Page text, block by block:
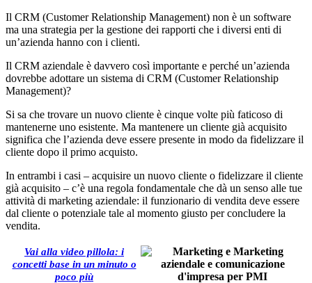
Il CRM (Customer Relationship Management) non è un software
ma una strategia per la gestione dei rapporti che i diversi enti di
un’azienda hanno con i clienti.
Il CRM aziendale è davvero così importante e perché un’azienda
dovrebbe adottare un sistema di CRM (Customer Relationship
Management)?
Si sa che trovare un nuovo cliente è cinque volte più faticoso di
mantenerne uno esistente. Ma mantenere un cliente già acquisito
significa che l’azienda deve essere presente in modo da fidelizzare il
cliente dopo il primo acquisto.
In entrambi i casi – acquisire un nuovo cliente o fidelizzare il cliente
già acquisito – c’è una regola fondamentale che dà un senso alle tue
attività di marketing aziendale: il funzionario di vendita deve essere
dal cliente o potenziale tale al momento giusto per concludere la
vendita.
Vai alla video pillola: i
concetti base in un minuto o
poco più